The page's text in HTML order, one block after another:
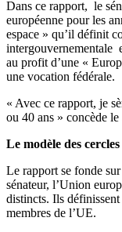
Dans ce rapport, le
européenne pour les
espace » qu’il définit
intergouvernementale
au profit d’une «
une vocation fédérale.
« Avec ce rapport, je
ou 40 ans » concède le
Le modèle des
Le rapport se fonde
sénateur, l’Union
distincts. Ils
membres de l’UE.